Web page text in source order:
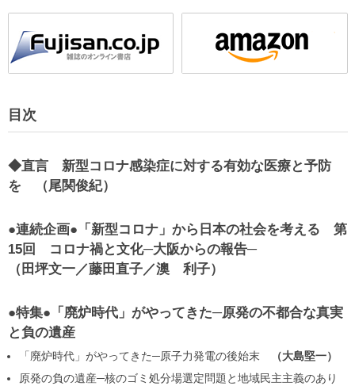
目次
◆直言 新型コロナ感染症に対する有効な医療と予防
を
尾関俊紀
●連続企画●「新型コロナ」から日本の社会を考える 第
15回 コロナ禍と文化─大阪からの報告─
田坪文一／藤田直子／澳 利子
●特集●「廃炉時代」がやってきた─原発の不都合な真実
と負の遺産
「廃炉時代」がやってきた─原子力発電の後始末
大島堅一
原発の負の遺産─核のゴミ処分場選定問題と地域民主主義のあり